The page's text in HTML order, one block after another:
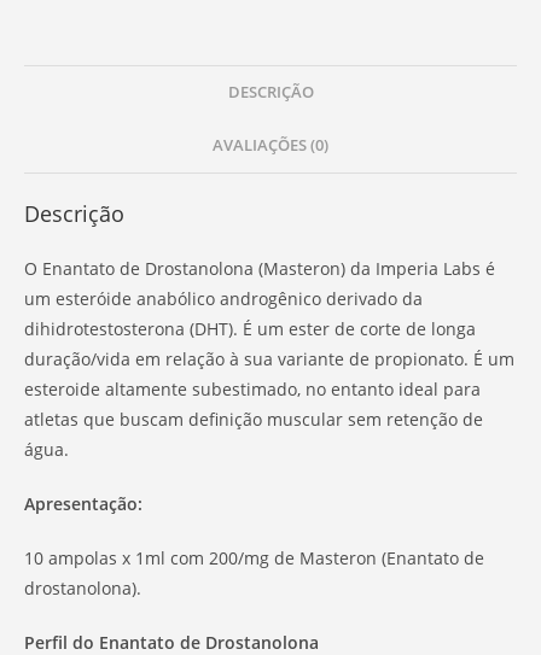
DESCRIÇÃO
AVALIAÇÕES (0)
Descrição
O Enantato de Drostanolona (Masteron) da Imperia Labs é
um esteróide anabólico androgênico derivado da
dihidrotestosterona (DHT). É um ester de corte de longa
duração/vida em relação à sua variante de propionato. É um
esteroide altamente subestimado, no entanto ideal para
atletas que buscam definição muscular sem retenção de
água.
Apresentação:
10 ampolas x 1ml com 200/mg de Masteron (Enantato de
drostanolona).
Perfil do Enantato de Drostanolona